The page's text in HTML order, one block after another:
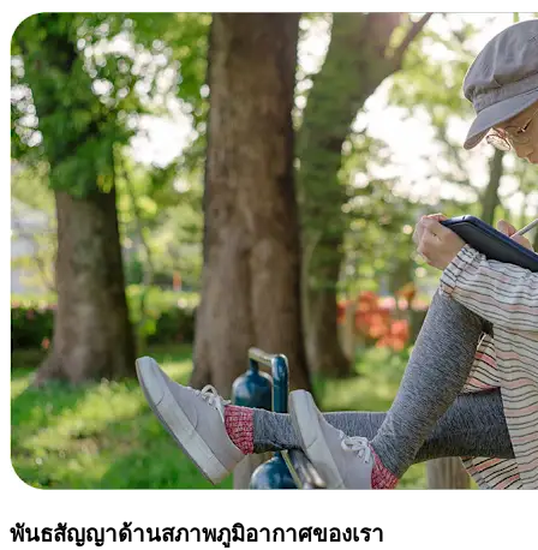
พันธสัญญาด้านสภาพภูมิอากาศของเรา